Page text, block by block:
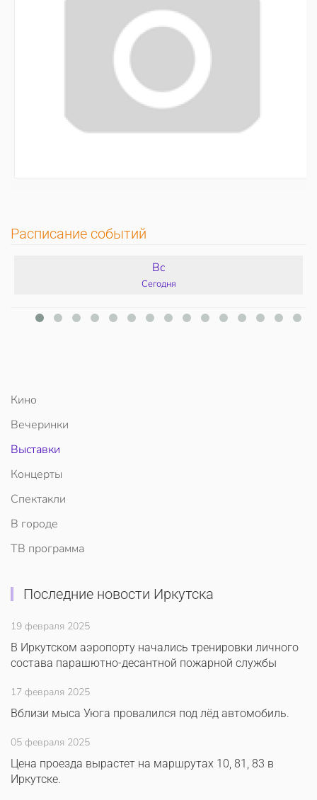
Расписание событий
Вс
Сегодня
Кино
Вечеринки
Выставки
Концерты
Спектакли
В городе
ТВ программа
Последние новости Иркутска
19 февраля 2025
В Иркутском аэропорту начались тренировки личного
состава парашютно-десантной пожарной службы
17 февраля 2025
Вблизи мыса Уюга провалился под лёд автомобиль.
05 февраля 2025
Цена проезда вырастет на маршрутах 10, 81, 83 в
Иркутске.